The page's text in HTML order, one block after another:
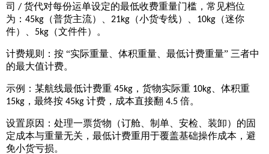
司 / 货代对每份运单设定的最低收费重量门槛，常见档位
为： 45kg （普货主流）、 21kg （小货专线）、 10kg （迷你
件）、 5kg （文件件）。
计费规则：按 “实际重量、体积重量、最低计费重量” 三者中
的最大值计费。
示例：某航线最低计费重 45kg ，货物实际重 10kg 、体积重
15kg ，最终按 45kg 计费，成本直接翻 4.5 倍。
设置原因：处理一票货物（订舱、制单、安检、装卸）的固
定成本与重量无关，最低计费重用于覆盖基础操作成本，避
免小货亏损。